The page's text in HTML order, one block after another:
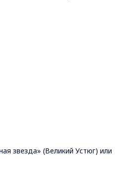
звезда» (Великий Устюг) или